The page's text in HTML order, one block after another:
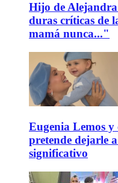
Hijo de
duras críticas de
mamá nunca..."
Eugenia Lemos y
pretende dejarle
significativo